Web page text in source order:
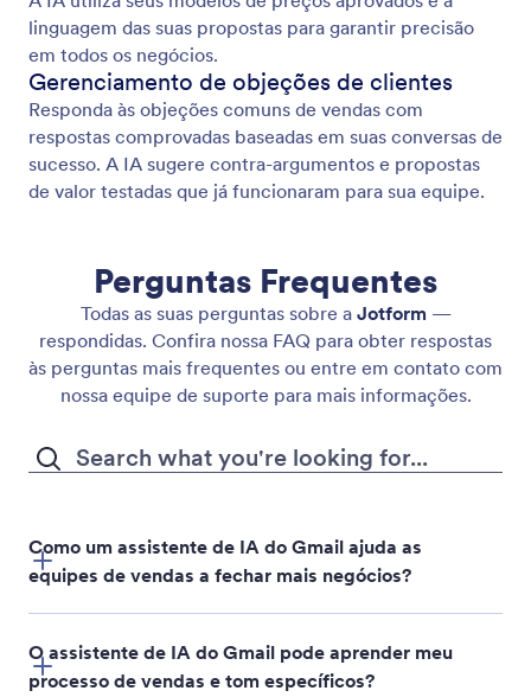
linguagem das suas propostas para garantir precisão
em todos os negócios.
Gerenciamento de objeções de clientes
Responda às objeções comuns de vendas com
respostas comprovadas baseadas em suas conversas de
sucesso. A IA sugere contra-argumentos e propostas
de valor testadas que já funcionaram para sua equipe.
Perguntas Frequentes
Todas as suas perguntas sobre a Jotform—
respondidas. Confira nossa FAQ para obter respostas
às perguntas mais frequentes ou entre em contato com
nossa equipe de suporte para mais informações.
Como um assistente de IA do Gmail ajuda as
equipes de vendas a fechar mais negócios?
O assistente de IA do Gmail pode aprender meu
processo de vendas e tom específicos?